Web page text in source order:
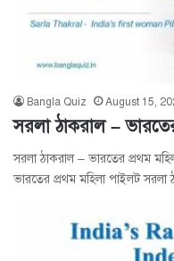
Bangla Quiz August 15,
সরলা ঠাকরাল –
সরলা ঠাকরাল – ভারতের প্রথম
ভারতের প্রথম মহিলা পাইলট